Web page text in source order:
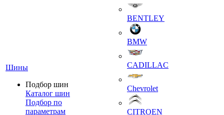
Шины
Подбор шин
Каталог шин
Подбор по
параметрам
BENTLEY
BMW
CADILLAC
Chevrolet
CITROEN